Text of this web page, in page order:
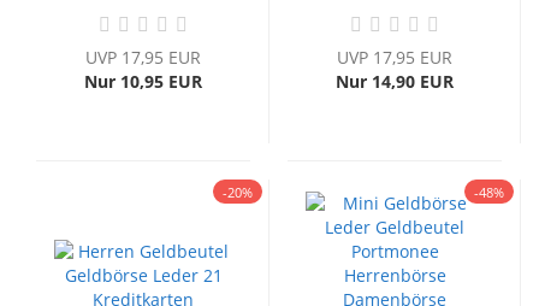
UVP 17,95 EUR
Nur 10,95 EUR
UVP 17,95 EUR
Nur 14,90 EUR
-20% -48%